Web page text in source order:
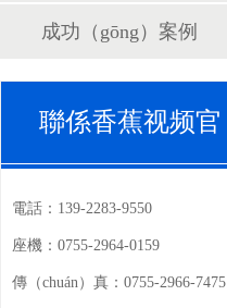
成功（gōng）案例
聯係香蕉视频官
電話： 139-2283-9550
座機： 0755-2964-0159
傳（chuán）真： 0755-2966-7475